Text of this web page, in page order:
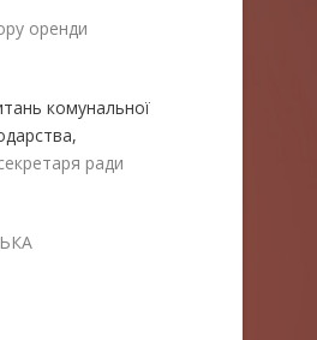
оренди
комунальної
ради